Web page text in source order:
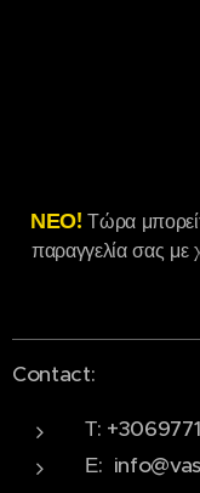
ΝΕΟ! Τώρα
παραγγελία σας
Contact:
Τ:
Ε: